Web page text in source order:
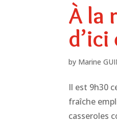
À la
by Marine
Il est 9h30
fraîche
casseroles